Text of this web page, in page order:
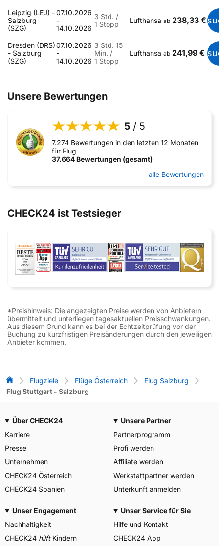
Leipzig (LEJ) -
Salzburg
(SZG)
07.10.2026
-
14.10.2026
3 Std. /
1 Stopp
Lufthansa ab 238,33 €
Dresden (DRS)
- Salzburg
(SZG)
07.10.2026
-
14.10.2026
3 Std. 15
Min. /
1 Stopp
Lufthansa ab 241,99 €
Unsere Bewertungen
5 / 5
7.274 Bewertungen in den letzten 12 Monaten
für Flug
37.664 Bewertungen (gesamt)
alle Bewertungen
CHECK24 ist Testsieger
*Preishinweis: Die angezeigten Preise werden von Anbietern
übermittelt und unterliegen tagesaktuellen Preisschwankungen.
Aus diesem Grund kann es bei der Echtzeitprüfung vor der
Buchung zu kurzfristigen Preisänderungen durch den jeweiligen
Anbieter kommen.
Flug-Vergleich
Flugziele Flüge Österreich
Flug Salzburg
Flug Stuttgart - Salzburg
Über CHECK24
Karriere
Presse
Unternehmen
CHECK24 Österreich
CHECK24 Spanien
Unsere Partner
Partnerprogramm
Profi werden
Affiliate werden
Werkstattpartner werden
Unterkunft anmelden
Unser Engagement
Nachhaltigkeit
CHECK24 hilftKindern
Unser Service für Sie
Hilfe und Kontakt
CHECK24 App